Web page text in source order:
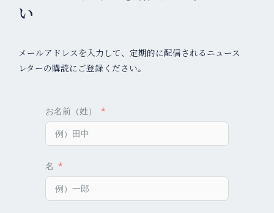
い
メールアドレスを入力して、定期的に配信されるニュース
レターの購読にご登録ください。
お名前（姓）
名